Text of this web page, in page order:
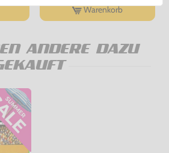
Warenkorb
ANDERE DAZU